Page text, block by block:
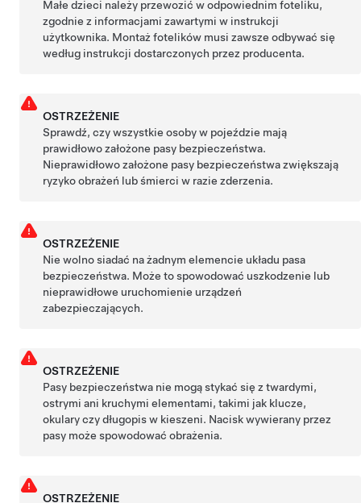
Małe dzieci należy przewozić w odpowiednim foteliku,
zgodnie z informacjami zawartymi w instrukcji
użytkownika. Montaż fotelików musi zawsze odbywać się
według instrukcji dostarczonych przez producenta.
OSTRZEŻENIE
Sprawdź, czy wszystkie osoby w pojeździe mają
prawidłowo założone pasy bezpieczeństwa.
Nieprawidłowo założone pasy bezpieczeństwa zwiększają
ryzyko obrażeń lub śmierci w razie zderzenia.
OSTRZEŻENIE
Nie wolno siadać na żadnym elemencie układu pasa
bezpieczeństwa. Może to spowodować uszkodzenie lub
nieprawidłowe uruchomienie urządzeń
zabezpieczających.
OSTRZEŻENIE
Pasy bezpieczeństwa nie mogą stykać się z twardymi,
ostrymi ani kruchymi elementami, takimi jak klucze,
okulary czy długopis w kieszeni. Nacisk wywierany przez
pasy może spowodować obrażenia.
OSTRZEŻENIE